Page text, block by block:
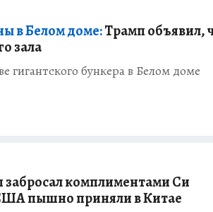
в Белом доме:Трамп объявил,
зала
гигантского бункера в Белом доме
забросал комплиментами Си
пышно приняли в Китае